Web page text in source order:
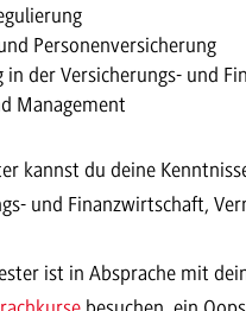
Personenversicherung
in der Versicherungs- und
Management
kannst du deine
und Finanzwirtschaft,
ist in Absprache mit